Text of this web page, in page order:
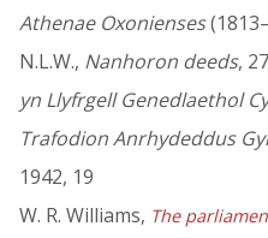
Athenae Oxonienses
N.L.W., Nanhoron deeds,
yn Llyfrgell Genedlaethol
Trafodion Anrhydeddus
1942, 19
W. R. Williams, The